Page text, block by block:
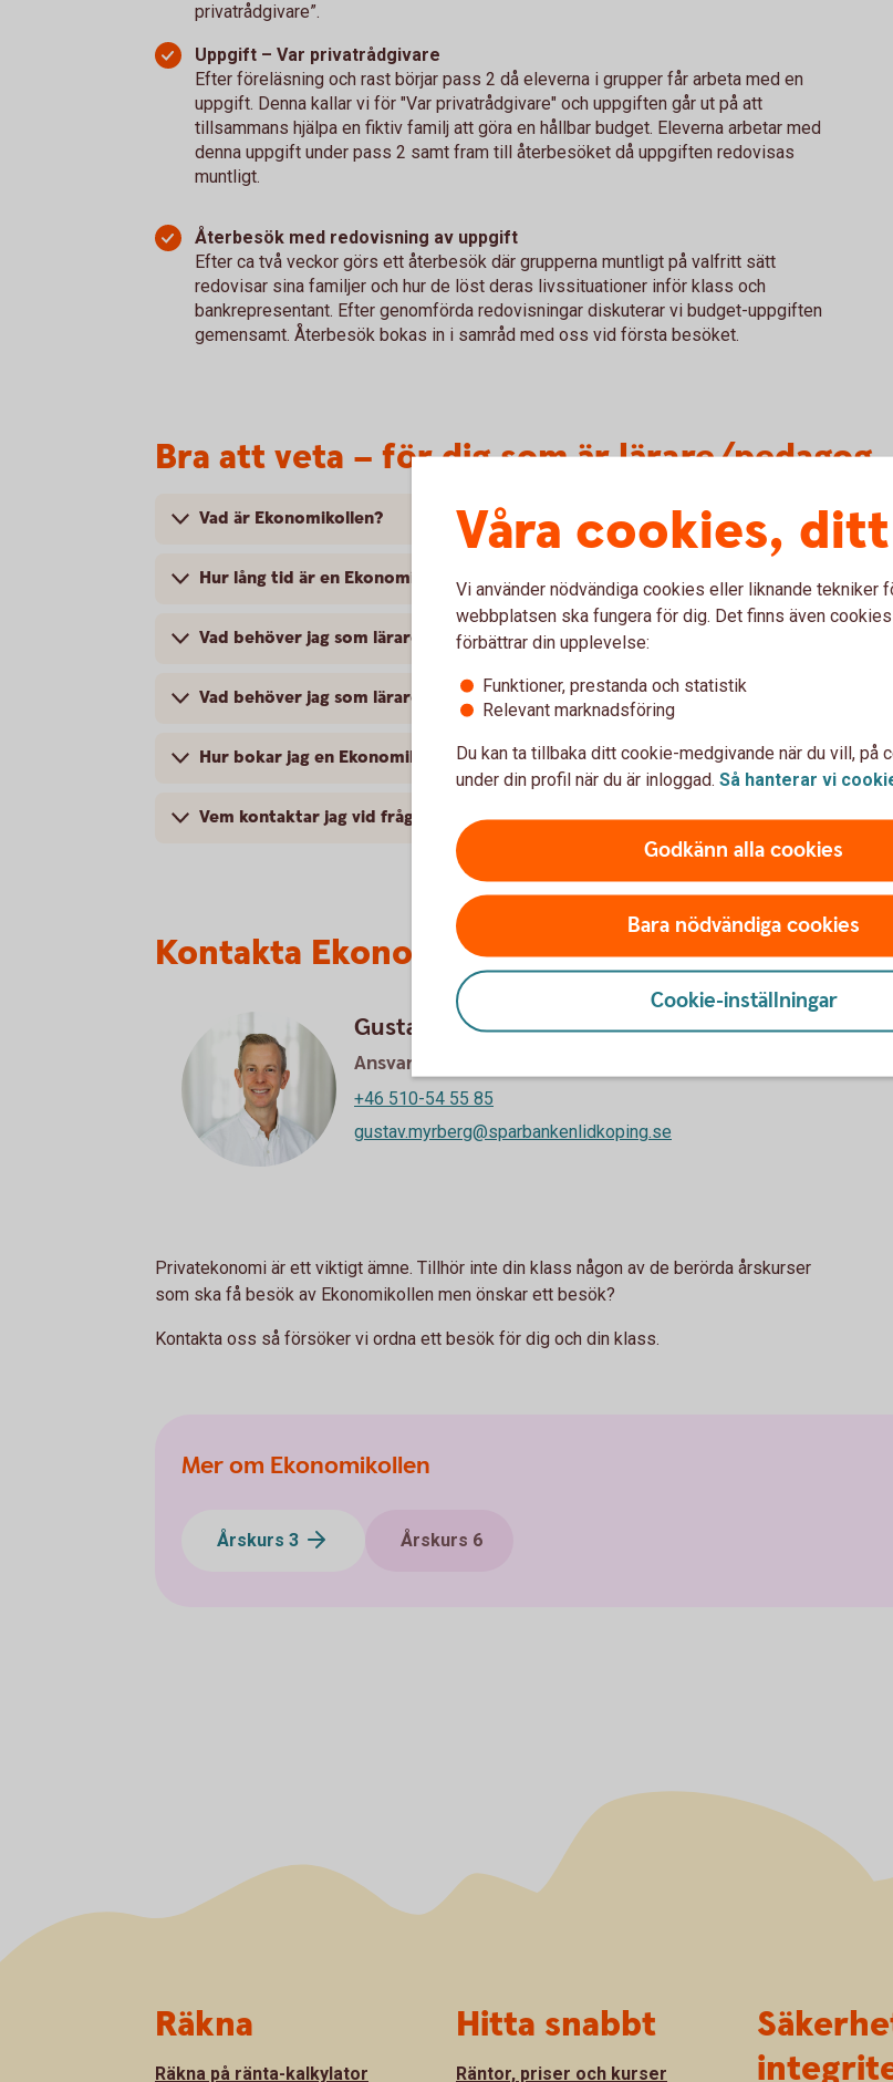
privatrådgivare”.
Uppgift – Var privatrådgivare
Efter föreläsning och rast börjar pass 2 då eleverna i grupper får arbeta med en
uppgift. Denna kallar vi för "Var privatrådgivare" och uppgiften går ut på att
tillsammans hjälpa en fiktiv familj att göra en hållbar budget. Eleverna arbetar med
denna uppgift under pass 2 samt fram till återbesöket då uppgiften redovisas
muntligt.
Återbesök med redovisning av uppgift
Efter ca två veckor görs ett återbesök där grupperna muntligt på valfritt sätt
redovisar sina familjer och hur de löst deras livssituationer inför klass och
bankrepresentant. Efter genomförda redovisningar diskuterar vi budget-uppgiften
gemensamt. Återbesök bokas in i samråd med oss vid första besöket.
Bra att veta – för dig som är lärare/pedagog
Vad är Ekonomikollen?
Hur lång tid är en Ekonomikoll?
Vad behöver jag som lärare göra?
Vad behöver jag som lärare göra och förbereda inför besöket?
Hur bokar jag en Ekonomikoll för min klass?
Vem kontaktar jag vid frågor om Ekonomikollen?
Kontakta Ekonomikollen
Gustav Myrberg
Ansvarig för Skolprojektet Ekonomikollen
+46 510-54 55 85
gustav.myrberg@sparbankenlidkoping.se
Privatekonomi är ett viktigt ämne. Tillhör inte din klass någon av de berörda årskurser
som ska få besök av Ekonomikollen men önskar ett besök?
Kontakta oss så försöker vi ordna ett besök för dig och din klass.
Mer om Ekonomikollen
Årskurs 3 Årskurs 6
Våra cookies,
Vi använder nödvändiga cookies eller liknande tekniker
webbplatsen ska fungera för dig. Det finns även
förbättrar din upplevelse:
Funktioner, prestanda och statistik
Relevant marknadsföring
Du kan ta tillbaka ditt cookie-medgivande när du vill, på
under din profil när du är inloggad. Så hanterar vi
Godkänn alla cookies
Bara nödvändiga cookies
Cookie-inställningar
Räkna
Räkna på ränta-kalkylator
Hitta snabbt
Räntor, priser och kurser